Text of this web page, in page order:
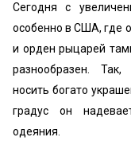
Сегодня с
особенно в США, где
и орден рыцарей
разнообразен.
носить богато
градус он
одеяния.